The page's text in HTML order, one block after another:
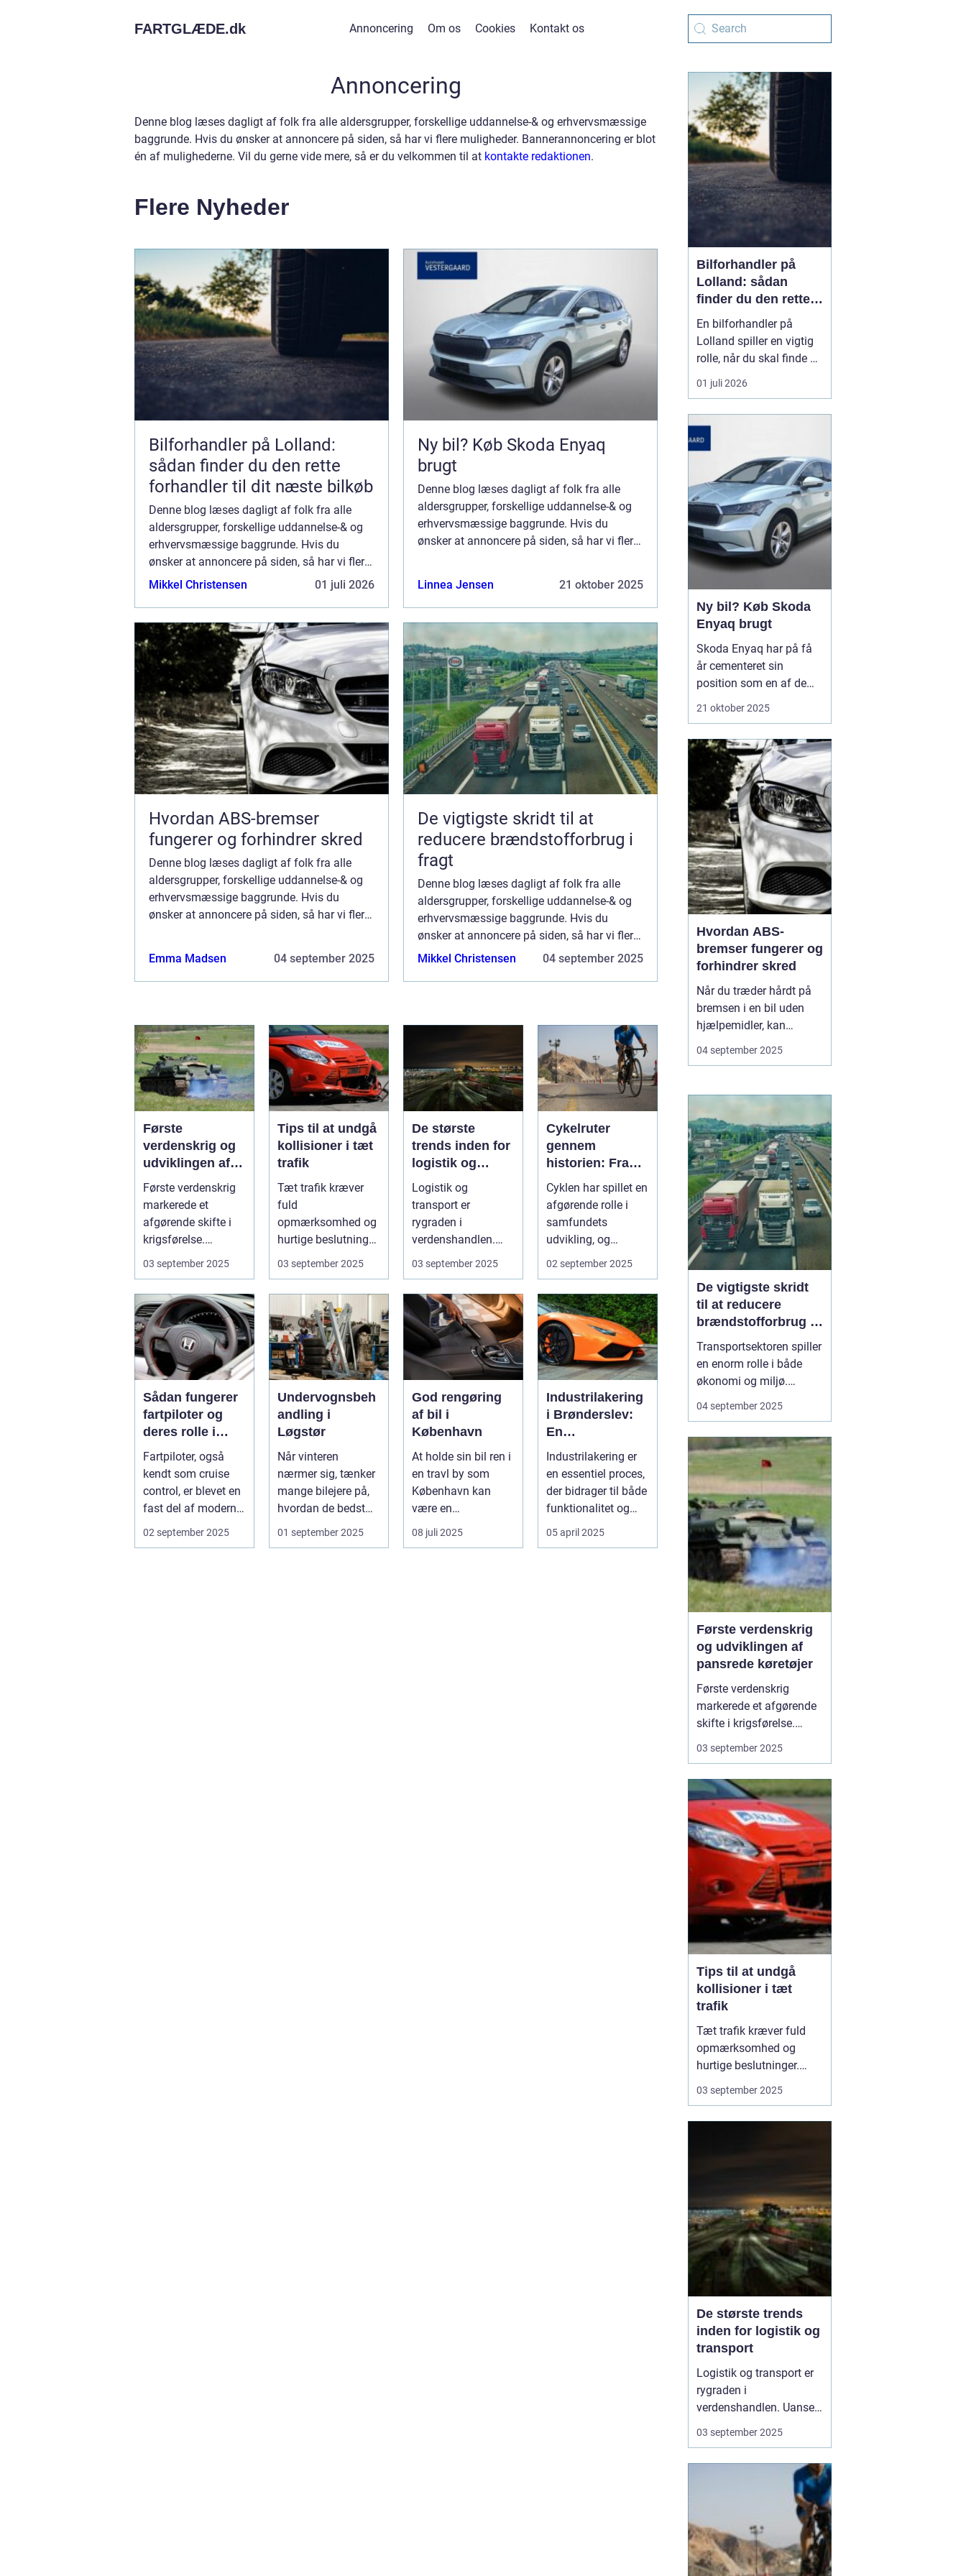
FARTGLÆDE.dk Annoncering Om os Cookies Kontakt os
Annoncering
Denne blog læses dagligt af folk fra alle aldersgrupper, forskellige uddannelse-& og erhvervsmæssige
baggrunde. Hvis du ønsker at annoncere på siden, så har vi flere muligheder. Bannerannoncering er blot
én af mulighederne. Vil du gerne vide mere, så er du velkommen til at kontakte redaktionen.
Flere Nyheder
Bilforhandler på Lolland:
sådan finder du den rette
forhandler til dit næste bilkøb
Denne blog læses dagligt af folk fra alle
aldersgrupper, forskellige uddannelse-& og
erhvervsmæssige baggrunde. Hvis du
ønsker at annoncere på siden, så har vi flere
muligheder. Bannerannoncering er blot én af
Mikkel Christensen 01 juli 2026
Ny bil? Køb Skoda Enyaq
brugt
Denne blog læses dagligt af folk fra alle
aldersgrupper, forskellige uddannelse-& og
erhvervsmæssige baggrunde. Hvis du
ønsker at annoncere på siden, så har vi flere
Linnea Jensen 21 oktober 2025
Hvordan ABS-bremser
fungerer og forhindrer skred
Denne blog læses dagligt af folk fra alle
aldersgrupper, forskellige uddannelse-& og
erhvervsmæssige baggrunde. Hvis du
ønsker at annoncere på siden, så har vi flere
Emma Madsen 04 september 2025
De vigtigste skridt til at
reducere brændstofforbrug i
fragt
Denne blog læses dagligt af folk fra alle
aldersgrupper, forskellige uddannelse-& og
erhvervsmæssige baggrunde. Hvis du
ønsker at annoncere på siden, så har vi flere
muligheder. Bannerannoncering er blot én af
Mikkel Christensen 04 september 2025
Første
verdenskrig og
udviklingen af
pansrede
køretøjer
Første verdenskrig
markerede et
afgørende skifte i
krigsførelse.
Industrialiser...
03 september 2025
Tips til at undgå
kollisioner i tæt
trafik
Tæt trafik kræver
fuld
opmærksomhed og
hurtige beslutninger.
Små fejl kan hu...
03 september 2025
De største
trends inden for
logistik og
transport
Logistik og
transport er
rygraden i
verdenshandlen.
Uanset om vi taler
dagligvarer til
supermarkedet...
03 september 2025
Cykelruter
gennem
historien: Fra
transport til
fritid
Cyklen har spillet en
afgørende rolle i
samfundets
udvikling, og
cykelruter fortæller
02 september 2025
Sådan fungerer
fartpiloter og
deres rolle i
sikkerhed
Fartpiloter, også
kendt som cruise
control, er blevet en
fast del af moderne
biler. Systemet g...
02 september 2025
Undervognsbeh
andling i
Løgstør
Når vinteren
nærmer sig, tænker
mange bilejere på,
hvordan de bedst
kan besk...
01 september 2025
God rengøring
af bil i
København
At holde sin bil ren i
en travl by som
København kan
være en
udfordrende
opgave. Med de...
08 juli 2025
Industrilakering
i Brønderslev:
En
kvalitetsløsning
til dit næste
projekt
Industrilakering er
en essentiel proces,
der bidrager til både
funktionalitet og
æstetik...
05 april 2025
Bilforhandler på
Lolland: sådan
finder du den rette
forhandler til dit
næste bilkøb
En bilforhandler på
Lolland spiller en vigtig
rolle, når du skal finde en
brugt bil, du kan stole på
i mange år. For mange er
hverdagen, og derfor
handler det ikke kun om
pris, men også om ...
01 juli 2026
Ny bil? Køb Skoda
Enyaq brugt
Skoda Enyaq har på få
år cementeret sin
position som en af de
mest populære elbiler på
ønsker at køre grønt
uden at gå på komp...
21 oktober 2025
Hvordan ABS-
bremser fungerer og
forhindrer skred
Når du træder hårdt på
bremsen i en bil uden
hjælpemidler, kan
hjulene låse sig fast, og
bilen mister vejgrebet.
bilen skrider eller bliver
undgå dette...
04 september 2025
De vigtigste skridt
til at reducere
brændstofforbrug i
fragt
Transportsektoren spiller
en enorm rolle i både
økonomi og miljø.
Fragtbiler er uundværlige
for at holde samfundet
også store mængder
brændstof og udleder
betydelige mæng...
04 september 2025
Første verdenskrig
og udviklingen af
pansrede køretøjer
Første verdenskrig
markerede et afgørende
skifte i krigsførelse.
Industrialiseringen
havde allerede ændret
organiseret på, men
krigen i 1914-1918 blev
den første, hvor
pansrede k&os...
03 september 2025
Tips til at undgå
kollisioner i tæt
trafik
Tæt trafik kræver fuld
opmærksomhed og
hurtige beslutninger.
Små fejl kan hurtigt føre
til sammenstød, og
03 september 2025
De største trends
inden for logistik og
transport
Logistik og transport er
rygraden i
verdenshandlen. Uanset
om vi taler dagligvarer til
supermarkedet,
transporten fungerer
effektivt. I de senere &a...
03 september 2025